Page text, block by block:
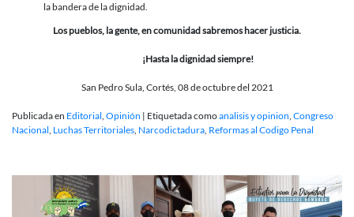
la bandera de la dignidad.
Los pueblos, la gente, en comunidad sabremos hacer justicia.
¡Hasta la dignidad siempre!
San Pedro Sula, Cortés, 08 de octubre del 2021
Publicada en Editorial, Opinión | Etiquetada comoanalisis y opinion, Congreso
Nacional, Luchas Territoriales, Narcodictadura, Reformas al Codigo Penal